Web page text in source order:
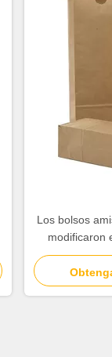
Los bolsos
modificaron
particulares
del lazo del